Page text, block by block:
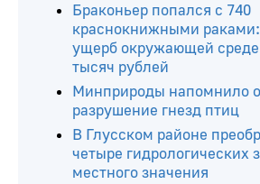
Браконьер попался с 740
краснокнижными раками:
ущерб окружающей среде
тысяч рублей
Минприроды напомнило о
разрушение гнезд птиц
В Глусском районе
четыре гидрологических
местного значения